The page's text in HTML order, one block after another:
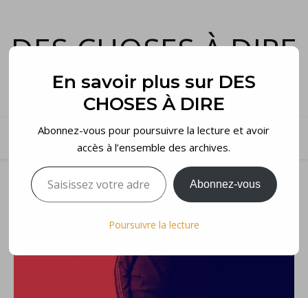
DES CHOSES À DIRE
et voilà…
En savoir plus sur DES
CHOSES À DIRE
Abonnez-vous pour poursuivre la lecture et avoir
accès à l’ensemble des archives.
Saisissez votre adresse e-mail…
Abonnez-vous
Poursuivre la lecture